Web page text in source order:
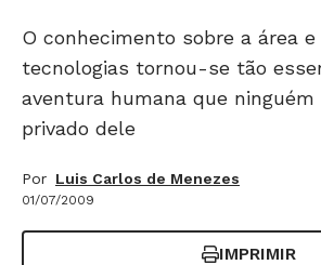
O conhecimento sobre a área e
tecnologias tornou-se tão
aventura humana que
privado dele
Por Luis Carlos de Menezes
01/07/2009
IMPRIMIR